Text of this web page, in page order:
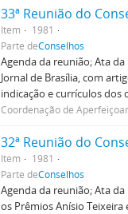
33ª Reunião do
Item
1981
Parte deConselhos
Agenda da reunião; Ata
Jornal de Brasília, com
indicação e currículos dos
Coordenação de
32ª Reunião do
Item
1981
Parte deConselhos
Agenda da reunião; Ata
os Prêmios Anísio